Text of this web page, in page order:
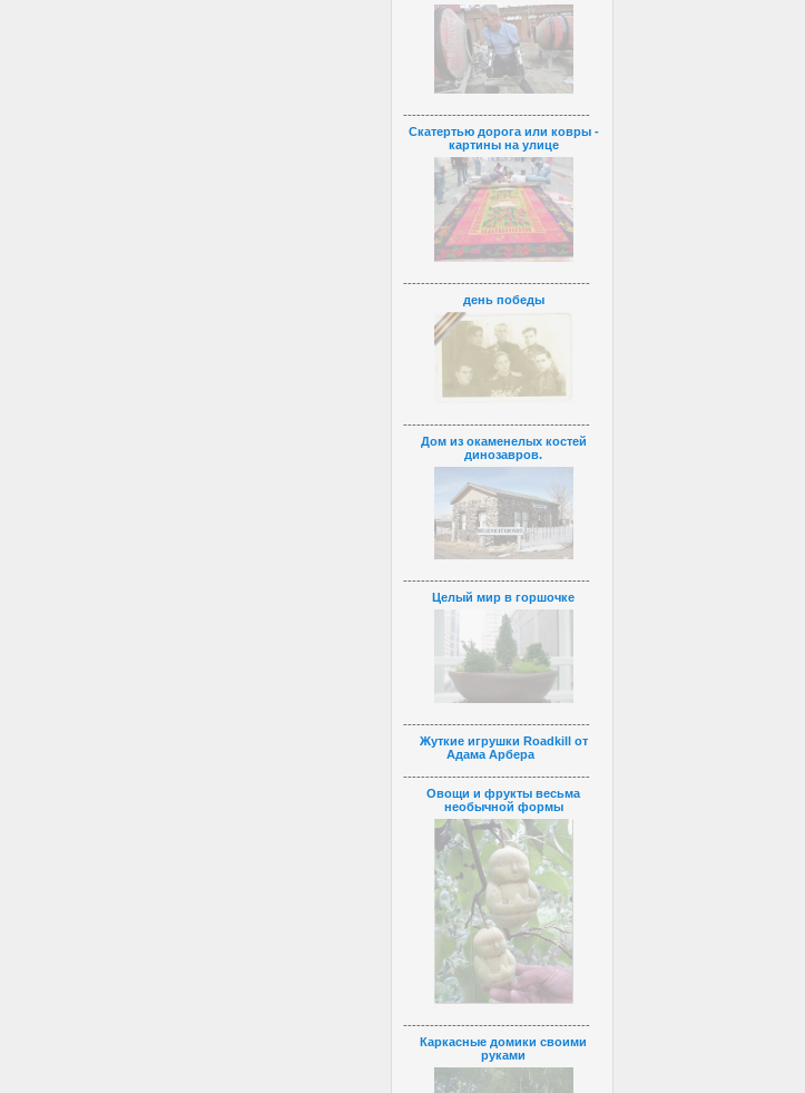
------------------------------------------
Скатертью дорога или ковры -
картины на улице
------------------------------------------
день победы
------------------------------------------
Дом из окаменелых костей
динозавров.
------------------------------------------
Целый мир в горшочке
------------------------------------------
Жуткие игрушки Roadkill от
Адама Арбера
------------------------------------------
Овощи и фрукты весьма
необычной формы
------------------------------------------
Каркасные домики своими
руками